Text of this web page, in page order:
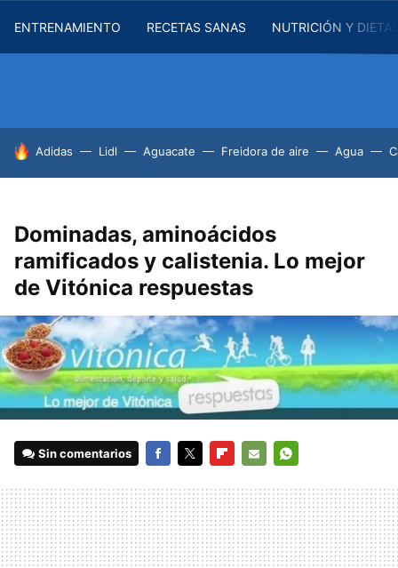
ENTRENAMIENTO RECETAS SANAS NUTRICIÓN Y
HOY SE HABLA DE
Adidas Lidl Aguacate Freidora de aire Agua
Dominadas, aminoácidos
ramificados y calistenia. Lo mejor
de Vitónica respuestas
Sin comentarios
MAIL